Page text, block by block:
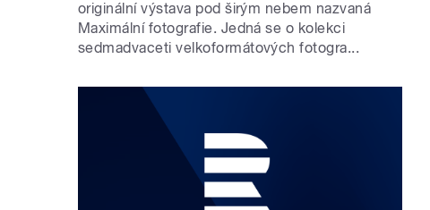
originální výstava pod širým nebem nazvaná
Maximální fotografie. Jedná se o kolekci
sedmadvaceti velkoformátových fotogra...